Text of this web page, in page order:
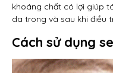
khoáng chất có lợi giúp
da trong và sau khi điều
Cách sử dụng